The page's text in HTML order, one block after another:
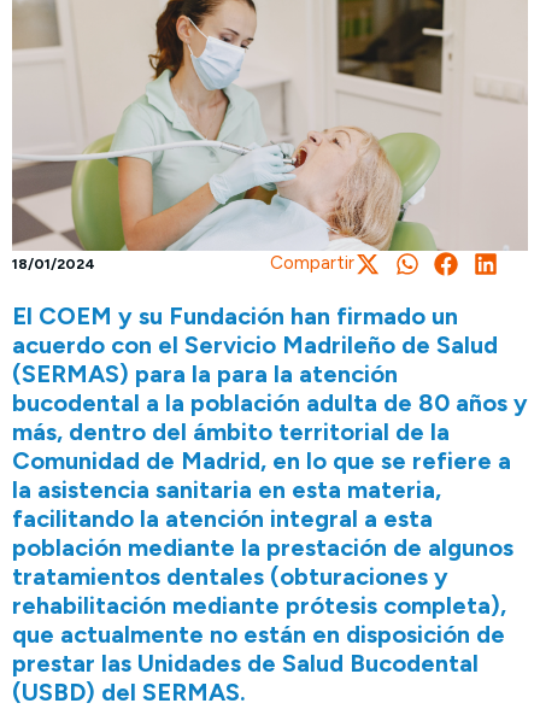
18/01/2024 Compartir
El COEM y su Fundación han firmado un
acuerdo con el Servicio Madrileño de Salud
(SERMAS) para la para la atención
bucodental a la población adulta de 80 años y
más, dentro del ámbito territorial de la
Comunidad de Madrid, en lo que se refiere a
la asistencia sanitaria en esta materia,
facilitando la atención integral a esta
población mediante la prestación de algunos
tratamientos dentales (obturaciones y
rehabilitación mediante prótesis completa),
que actualmente no están en disposición de
prestar las Unidades de Salud Bucodental
(USBD) del SERMAS.